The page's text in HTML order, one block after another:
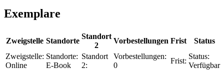
Exemplare
Zweigstelle Standorte
Standort
2
Vorbestellungen Frist
Status
Zweigstelle:
Online
Standorte:
E-Book
Standort
2:
Vorbestellungen:
0
Frist:
Status:
Verfügbar